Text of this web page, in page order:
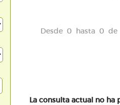
Desde 0 hasta 0 de
La consulta actual no